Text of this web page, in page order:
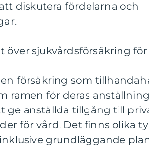
diskutera fördelarna och
över sjukvårdsförsäkring
försäkring som
ramen för deras
ge anställda tillgång till
för vård. Det finns olika
grundläggande